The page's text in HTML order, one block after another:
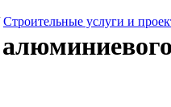
Строительные услуги и